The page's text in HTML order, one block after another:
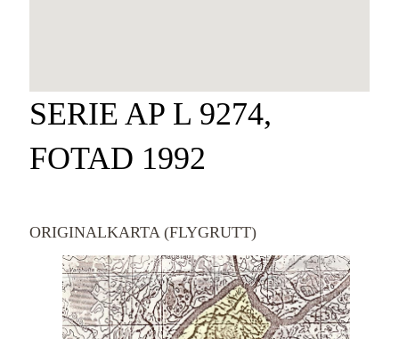
SERIE AP L 9274,
FOTAD 1992
ORIGINALKARTA (FLYGRUTT)